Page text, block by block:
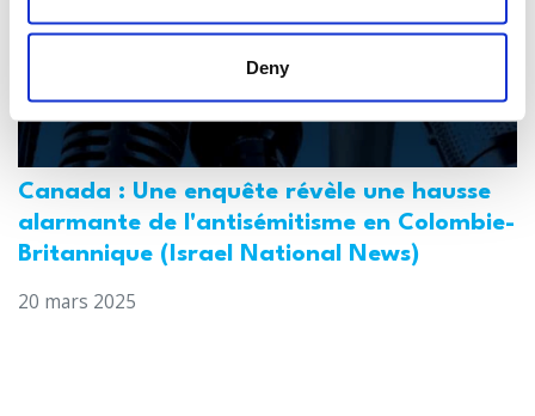
Deny
Canada : Une enquête révèle une hausse
alarmante de l'antisémitisme en Colombie-
Britannique (Israel National News)
20 mars 2025